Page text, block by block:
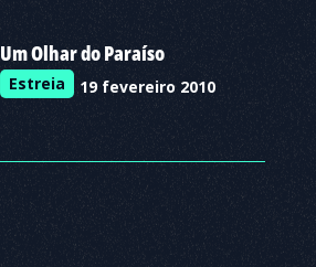
Um Olhar do Paraíso
Estreia 19 fevereiro 2010